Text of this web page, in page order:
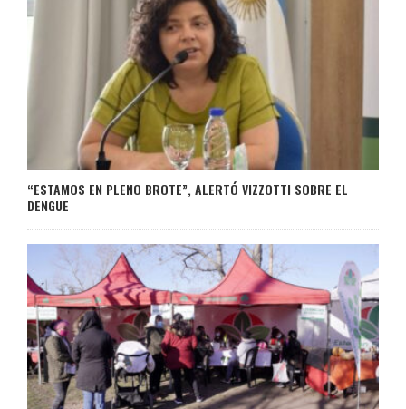
“ESTAMOS EN PLENO BROTE”, ALERTÓ VIZZOTTI SOBRE EL
DENGUE